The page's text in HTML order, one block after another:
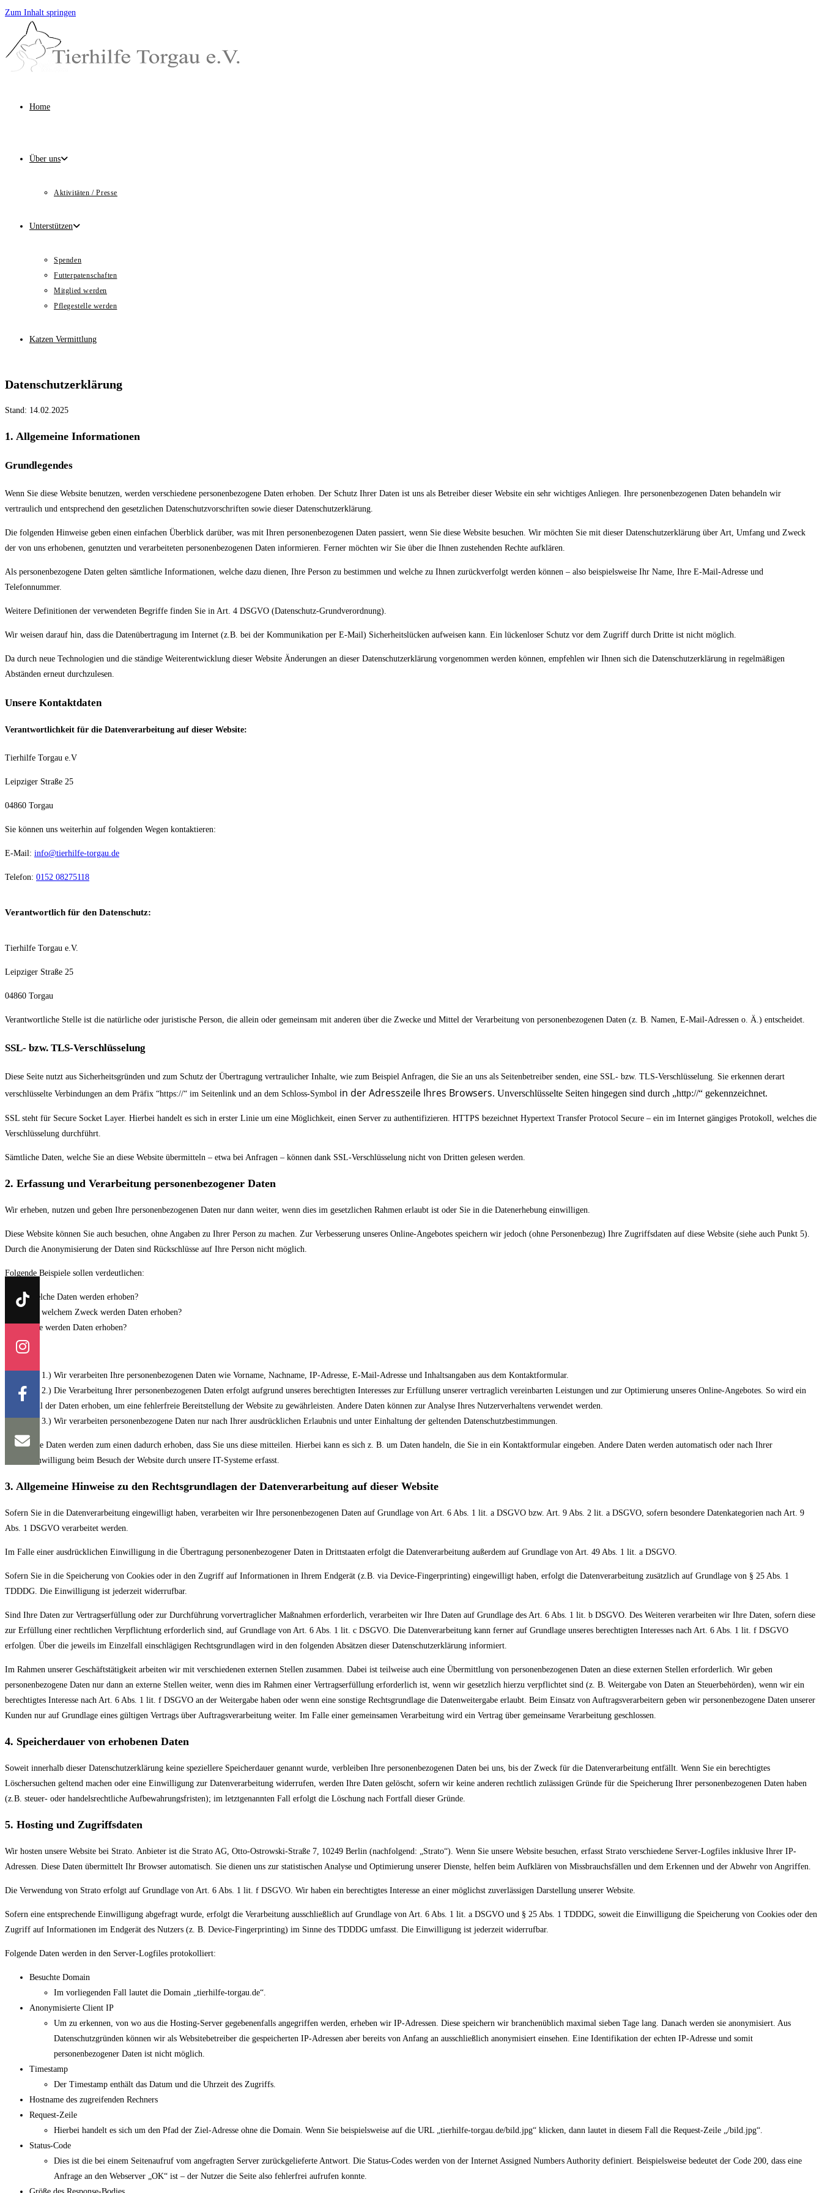
Zum Inhalt springen
Home
Über uns
Aktivitäten / Presse
Unterstützen
Spenden
Futterpatenschaften
Mitglied werden
Pflegestelle werden
Katzen Vermittlung
Datenschutzerklärung
Stand: 14.02.2025
1. Allgemeine Informationen
Grundlegendes
Wenn Sie diese Website benutzen, werden verschiedene personenbezogene Daten erhoben. Der Schutz Ihrer Daten ist uns als Betreiber dieser Website ein sehr wichtiges Anliegen. Ihre personenbezogenen Daten behandeln wir
vertraulich und entsprechend den gesetzlichen Datenschutzvorschriften sowie dieser Datenschutzerklärung.
Die folgenden Hinweise geben einen einfachen Überblick darüber, was mit Ihren personenbezogenen Daten passiert, wenn Sie diese Website besuchen. Wir möchten Sie mit dieser Datenschutzerklärung über Art, Umfang und Zweck
der von uns erhobenen, genutzten und verarbeiteten personenbezogenen Daten informieren. Ferner möchten wir Sie über die Ihnen zustehenden Rechte aufklären.
Als personenbezogene Daten gelten sämtliche Informationen, welche dazu dienen, Ihre Person zu bestimmen und welche zu Ihnen zurückverfolgt werden können – also beispielsweise Ihr Name, Ihre E-Mail-Adresse und
Telefonnummer.
Weitere Definitionen der verwendeten Begriffe finden Sie in Art. 4 DSGVO (Datenschutz-Grundverordnung).
Wir weisen darauf hin, dass die Datenübertragung im Internet (z.B. bei der Kommunikation per E-Mail) Sicherheitslücken aufweisen kann. Ein lückenloser Schutz vor dem Zugriff durch Dritte ist nicht möglich.
Da durch neue Technologien und die ständige Weiterentwicklung dieser Website Änderungen an dieser Datenschutzerklärung vorgenommen werden können, empfehlen wir Ihnen sich die Datenschutzerklärung in regelmäßigen
Abständen erneut durchzulesen.
Unsere Kontaktdaten
Verantwortlichkeit für die Datenverarbeitung auf dieser Website:
Tierhilfe Torgau e.V
Leipziger Straße 25
04860 Torgau
Sie können uns weiterhin auf folgenden Wegen kontaktieren:
E-Mail: info@tierhilfe-torgau.de
Telefon: 0152 08275118
Verantwortlich für den Datenschutz:
Tierhilfe Torgau e.V.
Leipziger Straße 25
04860 Torgau
Verantwortliche Stelle ist die natürliche oder juristische Person, die allein oder gemeinsam mit anderen über die Zwecke und Mittel der Verarbeitung von personenbezogenen Daten (z. B. Namen, E-Mail-Adressen o. Ä.) entscheidet.
SSL- bzw. TLS-Verschlüsselung
Diese Seite nutzt aus Sicherheitsgründen und zum Schutz der Übertragung vertraulicher Inhalte, wie zum Beispiel Anfragen, die Sie an uns als Seitenbetreiber senden, eine SSL- bzw. TLS-Verschlüsselung. Sie erkennen derart
verschlüsselte Verbindungen an dem Präfix “https://“ im Seitenlink und an dem Schloss-Symbol in der Adresszeile Ihres Browsers. Unverschlüsselte Seiten hingegen sind durch „http://“ gekennzeichnet.
SSL steht für Secure Socket Layer. Hierbei handelt es sich in erster Linie um eine Möglichkeit, einen Server zu authentifizieren. HTTPS bezeichnet Hypertext Transfer Protocol Secure – ein im Internet gängiges Protokoll, welches die
Verschlüsselung durchführt.
Sämtliche Daten, welche Sie an diese Website übermitteln – etwa bei Anfragen – können dank SSL-Verschlüsselung nicht von Dritten gelesen werden.
2. Erfassung und Verarbeitung personenbezogener Daten
Wir erheben, nutzen und geben Ihre personenbezogenen Daten nur dann weiter, wenn dies im gesetzlichen Rahmen erlaubt ist oder Sie in die Datenerhebung einwilligen.
Diese Website können Sie auch besuchen, ohne Angaben zu Ihrer Person zu machen. Zur Verbesserung unseres Online-Angebotes speichern wir jedoch (ohne Personenbezug) Ihre Zugriffsdaten auf diese Website (siehe auch Punkt 5).
Durch die Anonymisierung der Daten sind Rückschlüsse auf Ihre Person nicht möglich.
Folgende Beispiele sollen verdeutlichen:
Welche Daten werden erhoben?
Zu welchem Zweck werden Daten erhoben?
Wie werden Daten erhoben?
Beispiele:
Zu 1.) Wir verarbeiten Ihre personenbezogenen Daten wie Vorname, Nachname, IP-Adresse, E-Mail-Adresse und Inhaltsangaben aus dem Kontaktformular.
Zu 2.) Die Verarbeitung Ihrer personenbezogenen Daten erfolgt aufgrund unseres berechtigten Interesses zur Erfüllung unserer vertraglich vereinbarten Leistungen und zur Optimierung unseres Online-Angebotes. So wird ein
Teil der Daten erhoben, um eine fehlerfreie Bereitstellung der Website zu gewährleisten. Andere Daten können zur Analyse Ihres Nutzerverhaltens verwendet werden.
Zu 3.) Wir verarbeiten personenbezogene Daten nur nach Ihrer ausdrücklichen Erlaubnis und unter Einhaltung der geltenden Datenschutzbestimmungen.
Ihre Daten werden zum einen dadurch erhoben, dass Sie uns diese mitteilen. Hierbei kann es sich z. B. um Daten handeln, die Sie in ein Kontaktformular eingeben. Andere Daten werden automatisch oder nach Ihrer
Einwilligung beim Besuch der Website durch unsere IT-Systeme erfasst.
3. Allgemeine Hinweise zu den Rechtsgrundlagen der Datenverarbeitung auf dieser Website
Sofern Sie in die Datenverarbeitung eingewilligt haben, verarbeiten wir Ihre personenbezogenen Daten auf Grundlage von Art. 6 Abs. 1 lit. a DSGVO bzw. Art. 9 Abs. 2 lit. a DSGVO, sofern besondere Datenkategorien nach Art. 9
Abs. 1 DSGVO verarbeitet werden.
Im Falle einer ausdrücklichen Einwilligung in die Übertragung personenbezogener Daten in Drittstaaten erfolgt die Datenverarbeitung außerdem auf Grundlage von Art. 49 Abs. 1 lit. a DSGVO.
Sofern Sie in die Speicherung von Cookies oder in den Zugriff auf Informationen in Ihrem Endgerät (z.B. via Device-Fingerprinting) eingewilligt haben, erfolgt die Datenverarbeitung zusätzlich auf Grundlage von § 25 Abs. 1
TDDDG. Die Einwilligung ist jederzeit widerrufbar.
Sind Ihre Daten zur Vertragserfüllung oder zur Durchführung vorvertraglicher Maßnahmen erforderlich, verarbeiten wir Ihre Daten auf Grundlage des Art. 6 Abs. 1 lit. b DSGVO. Des Weiteren verarbeiten wir Ihre Daten, sofern diese
zur Erfüllung einer rechtlichen Verpflichtung erforderlich sind, auf Grundlage von Art. 6 Abs. 1 lit. c DSGVO. Die Datenverarbeitung kann ferner auf Grundlage unseres berechtigten Interesses nach Art. 6 Abs. 1 lit. f DSGVO
erfolgen. Über die jeweils im Einzelfall einschlägigen Rechtsgrundlagen wird in den folgenden Absätzen dieser Datenschutzerklärung informiert.
Im Rahmen unserer Geschäftstätigkeit arbeiten wir mit verschiedenen externen Stellen zusammen. Dabei ist teilweise auch eine Übermittlung von personenbezogenen Daten an diese externen Stellen erforderlich. Wir geben
personenbezogene Daten nur dann an externe Stellen weiter, wenn dies im Rahmen einer Vertragserfüllung erforderlich ist, wenn wir gesetzlich hierzu verpflichtet sind (z. B. Weitergabe von Daten an Steuerbehörden), wenn wir ein
berechtigtes Interesse nach Art. 6 Abs. 1 lit. f DSGVO an der Weitergabe haben oder wenn eine sonstige Rechtsgrundlage die Datenweitergabe erlaubt. Beim Einsatz von Auftragsverarbeitern geben wir personenbezogene Daten unserer
Kunden nur auf Grundlage eines gültigen Vertrags über Auftragsverarbeitung weiter. Im Falle einer gemeinsamen Verarbeitung wird ein Vertrag über gemeinsame Verarbeitung geschlossen.
4. Speicherdauer von erhobenen Daten
Soweit innerhalb dieser Datenschutzerklärung keine speziellere Speicherdauer genannt wurde, verbleiben Ihre personenbezogenen Daten bei uns, bis der Zweck für die Datenverarbeitung entfällt. Wenn Sie ein berechtigtes
Löschersuchen geltend machen oder eine Einwilligung zur Datenverarbeitung widerrufen, werden Ihre Daten gelöscht, sofern wir keine anderen rechtlich zulässigen Gründe für die Speicherung Ihrer personenbezogenen Daten haben
(z.B. steuer- oder handelsrechtliche Aufbewahrungsfristen); im letztgenannten Fall erfolgt die Löschung nach Fortfall dieser Gründe.
5. Hosting und Zugriffsdaten
Wir hosten unsere Website bei Strato. Anbieter ist die Strato AG, Otto-Ostrowski-Straße 7, 10249 Berlin (nachfolgend: „Strato“). Wenn Sie unsere Website besuchen, erfasst Strato verschiedene Server-Logfiles inklusive Ihrer IP-
Adressen. Diese Daten übermittelt Ihr Browser automatisch. Sie dienen uns zur statistischen Analyse und Optimierung unserer Dienste, helfen beim Aufklären von Missbrauchsfällen und dem Erkennen und der Abwehr von Angriffen.
Die Verwendung von Strato erfolgt auf Grundlage von Art. 6 Abs. 1 lit. f DSGVO. Wir haben ein berechtigtes Interesse an einer möglichst zuverlässigen Darstellung unserer Website.
Sofern eine entsprechende Einwilligung abgefragt wurde, erfolgt die Verarbeitung ausschließlich auf Grundlage von Art. 6 Abs. 1 lit. a DSGVO und § 25 Abs. 1 TDDDG, soweit die Einwilligung die Speicherung von Cookies oder den
Zugriff auf Informationen im Endgerät des Nutzers (z. B. Device-Fingerprinting) im Sinne des TDDDG umfasst. Die Einwilligung ist jederzeit widerrufbar.
Folgende Daten werden in den Server-Logfiles protokolliert:
Besuchte Domain
Im vorliegenden Fall lautet die Domain „tierhilfe-torgau.de“.
Anonymisierte Client IP
Um zu erkennen, von wo aus die Hosting-Server gegebenenfalls angegriffen werden, erheben wir IP-Adressen. Diese speichern wir branchenüblich maximal sieben Tage lang. Danach werden sie anonymisiert. Aus
Datenschutzgründen können wir als Websitebetreiber die gespeicherten IP-Adressen aber bereits von Anfang an ausschließlich anonymisiert einsehen. Eine Identifikation der echten IP-Adresse und somit
personenbezogener Daten ist nicht möglich.
Timestamp
Der Timestamp enthält das Datum und die Uhrzeit des Zugriffs.
Hostname des zugreifenden Rechners
Request-Zeile
Hierbei handelt es sich um den Pfad der Ziel-Adresse ohne die Domain. Wenn Sie beispielsweise auf die URL „tierhilfe-torgau.de/bild.jpg“ klicken, dann lautet in diesem Fall die Request-Zeile „/bild.jpg“.
Status-Code
Dies ist die bei einem Seitenaufruf vom angefragten Server zurückgelieferte Antwort. Die Status-Codes werden von der Internet Assigned Numbers Authority definiert. Beispielsweise bedeutet der Code 200, dass eine
Anfrage an den Webserver „OK“ ist – der Nutzer die Seite also fehlerfrei aufrufen konnte.